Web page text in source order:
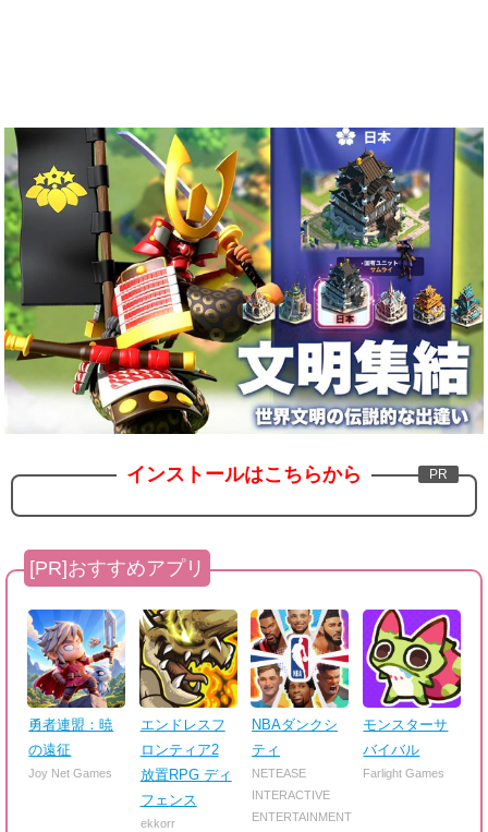
インストールはこちらから
勇者連盟：暁
の遠征
Joy Net Games
エンドレスフ
ロンティア2
放置RPG ディ
フェンス
ekkorr
NBAダンクシ
ティ
NETEASE
INTERACTIVE
ENTERTAINMENT
モンスターサ
バイバル
Farlight Games